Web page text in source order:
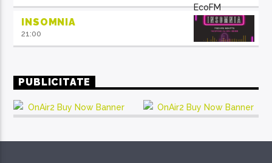
INSOMNIA
21:00
PUBLICITATE